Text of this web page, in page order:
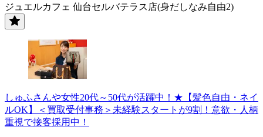
ジュエルカフェ 仙台セルバテラス店(身だしなみ自由2)
しゅふさんや女性20代～50代が活躍中！★【髪色自由・ネイ
ルOK】＜買取受付事務＞未経験スタートが9割！意欲・人柄
重視で接客採用中！